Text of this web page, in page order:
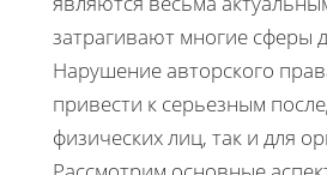
затрагивают многие сферы
Нарушение авторского
привести к серьезным
физических лиц, так и для